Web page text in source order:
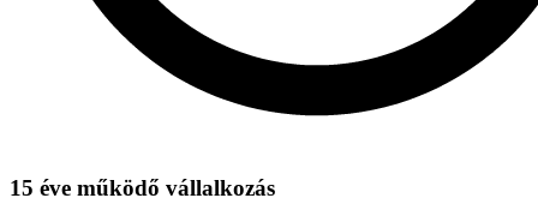
15 éve működő vállalkozás